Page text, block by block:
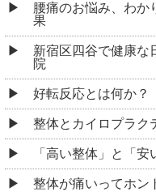
腰痛のお悩み、わか
果
新宿区四谷で健康な
院
好転反応とは何か？
整体とカイロプラク
「高い整体」と「
整体が痛いってホン